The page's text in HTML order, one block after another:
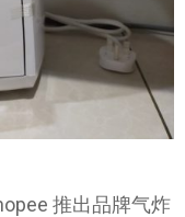
推出品牌气炸